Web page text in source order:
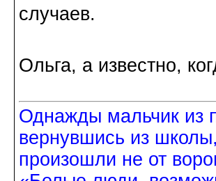
случаев.
Ольга, а известно,
Однажды мальчик из
вернувшись из
произошли не от